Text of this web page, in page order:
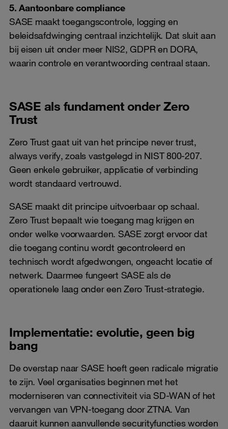
5. Aantoonbare compliance
SASE maakt toegangscontrole, logging en
beleidsafdwinging centraal inzichtelijk. Dat sluit aan
bij eisen uit onder meer NIS2, GDPR en DORA,
waarin controle en verantwoording centraal staan.
SASE als fundament onder Zero
Trust
Zero Trust gaat uit van het principe never trust,
always verify, zoals vastgelegd in NIST 800-207.
Geen enkele gebruiker, applicatie of verbinding
wordt standaard vertrouwd.
SASE maakt dit principe uitvoerbaar op schaal.
Zero Trust bepaalt wie toegang mag krijgen en
onder welke voorwaarden. SASE zorgt ervoor dat
die toegang continu wordt gecontroleerd en
technisch wordt afgedwongen, ongeacht locatie of
netwerk. Daarmee fungeert SASE als de
operationele laag onder een Zero Trust-strategie.
Implementatie: evolutie, geen big
bang
De overstap naar SASE hoeft geen radicale migratie
te zijn. Veel organisaties beginnen met het
moderniseren van connectiviteit via SD-WAN of het
vervangen van VPN-toegang door ZTNA. Van
daaruit kunnen aanvullende securityfuncties worden